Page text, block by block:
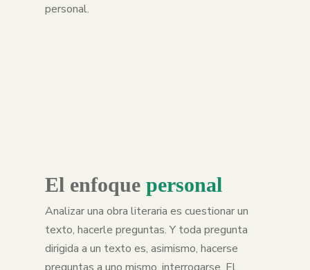
personal.
El enfoque personal
Analizar una obra literaria es cuestionar un
texto, hacerle preguntas. Y toda pregunta
dirigida a un texto es, asimismo, hacerse